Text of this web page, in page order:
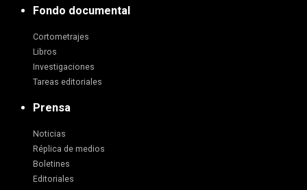
Fondo documental
Cortometrajes
Libros
Investigaciones
Tareas editoriales
Prensa
Noticias
Réplica de medios
Boletines
Editoriales